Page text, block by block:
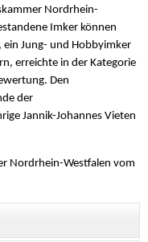
Nordrhein-
Imker können
ein Jung- und Hobbyimker
erreichte in der Kategorie
Den
der
Jannik-Johannes Vieten
Nordrhein-Westfalen vom